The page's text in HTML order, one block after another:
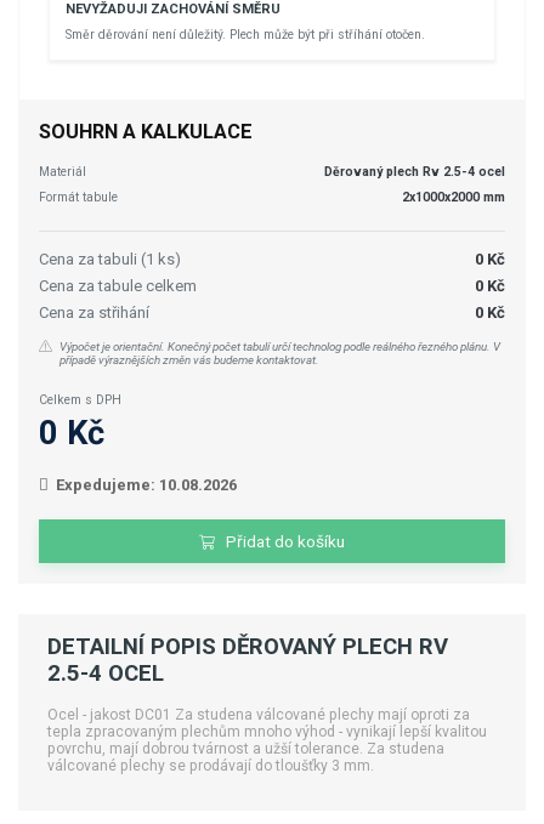
NEVYŽADUJI ZACHOVÁNÍ SMĚRU
Směr děrování není důležitý. Plech může být při stříhání otočen.
SOUHRN A KALKULACE
Materiál
Děrovaný plech Rv 2.5-4 ocel
Formát tabule
2x1000x2000 mm
Cena za tabuli (1 ks)
0 Kč
Cena za tabule celkem
0 Kč
Cena za střihání
0 Kč
Výpočet je orientační. Konečný počet tabulí určí technolog podle reálného řezného plánu. V
případě výraznějších změn vás budeme kontaktovat.
Celkem s DPH
0 Kč
Expedujeme: 10.08.2026
Přidat do košíku
DETAILNÍ POPIS DĚROVANÝ PLECH RV
2.5-4 OCEL
Ocel - jakost DC01 Za studena válcované plechy mají oproti za
tepla zpracovaným plechům mnoho výhod - vynikají lepší kvalitou
povrchu, mají dobrou tvárnost a užší tolerance. Za studena
válcované plechy se prodávají do tloušťky 3 mm.